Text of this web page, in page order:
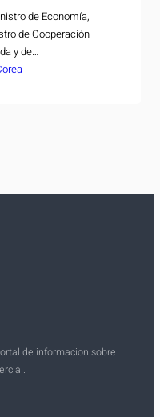
de Economía,
de Cooperación
y de
salvadoreño,
de informacion sobre